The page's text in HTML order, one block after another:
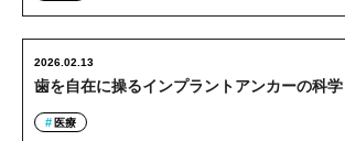
歯を自在に操るインプラントアンカーの科学
2026.02.13
医療